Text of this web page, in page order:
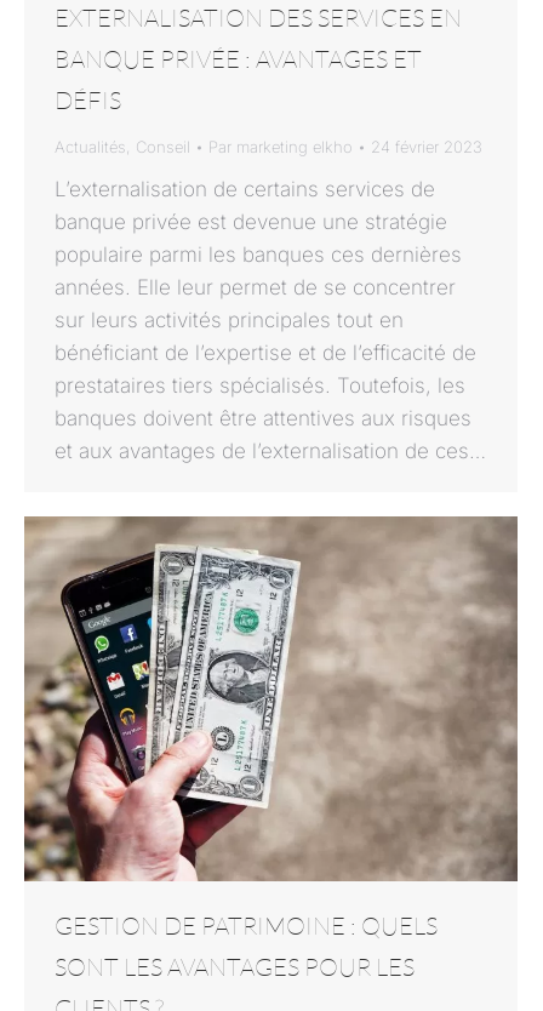
EXTERNALISATION DES SERVICES EN
BANQUE PRIVÉE : AVANTAGES ET
DÉFIS
Actualités, Conseil Par marketing elkho 24 février 2023
L’externalisation de certains services de
banque privée est devenue une stratégie
populaire parmi les banques ces dernières
années. Elle leur permet de se concentrer
sur leurs activités principales tout en
bénéficiant de l’expertise et de l’efficacité de
prestataires tiers spécialisés. Toutefois, les
banques doivent être attentives aux risques
et aux avantages de l’externalisation de ces…
GESTION DE PATRIMOINE : QUELS
SONT LES AVANTAGES POUR LES